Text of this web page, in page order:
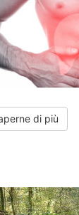
di più